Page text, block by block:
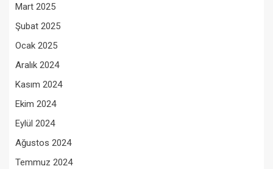
Mart 2025
Şubat 2025
Ocak 2025
Aralık 2024
Kasım 2024
Ekim 2024
Eylül 2024
Ağustos 2024
Temmuz 2024